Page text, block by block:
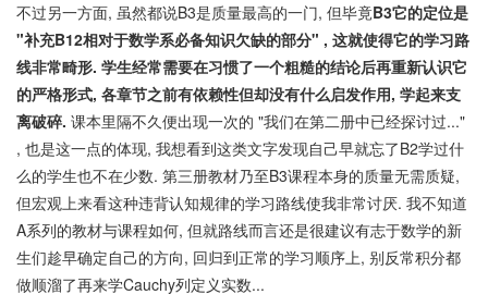
不过另一方面, 虽然都说B3是质量最高的一门, 但毕竟B3它的定位是
"补充B12相对于数学系必备知识欠缺的部分" , 这就使得它的学习路
线非常畸形. 学生经常需要在习惯了一个粗糙的结论后再重新认识它
的严格形式, 各章节之前有依赖性但却没有什么启发作用, 学起来支
离破碎. 课本里隔不久便出现一次的 "我们在第二册中已经探讨过..."
, 也是这一点的体现, 我想看到这类文字发现自己早就忘了B2学过什
么的学生也不在少数. 第三册教材乃至B3课程本身的质量无需质疑,
但宏观上来看这种违背认知规律的学习路线使我非常讨厌. 我不知道
A系列的教材与课程如何, 但就路线而言还是很建议有志于数学的新
生们趁早确定自己的方向, 回归到正常的学习顺序上, 别反常积分都
做顺溜了再来学Cauchy列定义实数...